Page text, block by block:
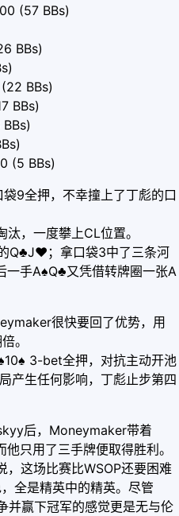
(57 BBs)
BBs)
BBs)
BBs)
(5 BBs)
9全押，不幸撞上了丁彪的口
，一度攀上CL位置。
Q♣J♥；拿口袋3中了三条河
手A♠Q♣又凭借转牌圈一张A
很快要回了优势，用
。
3-bet全押，对抗主动开池
产生任何影响，丁彪止步第四
后，Moneymaker带着
只用了三手牌便取得胜利。
这场比赛比WSOP还要困难
全是精英中的精英。尽管
并赢下冠军的感觉更是无与伦